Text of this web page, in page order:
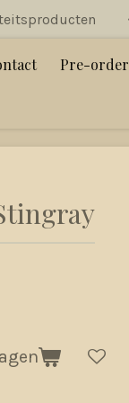
Pre-order